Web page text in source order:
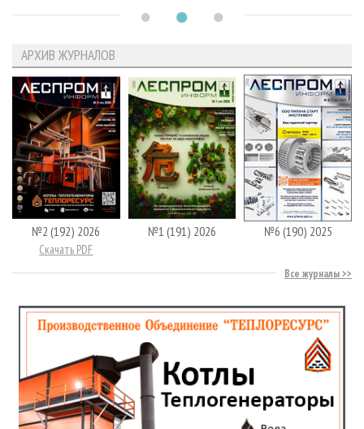
АРХИВ ЖУРНАЛОВ
№2 (192) 2026
Скачать PDF
№1 (191) 2026 №6 (190) 2025
Все журналы